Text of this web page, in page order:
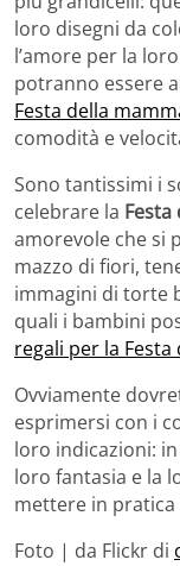
loro disegni da
l’amore per la
potranno essere
Festa della
comodità e
Sono tantissimi i
celebrare la
amorevole che si
mazzo di fiori,
immagini di torte
quali i bambini
regali per la
Ovviamente
esprimersi con i
loro indicazioni:
loro fantasia e la
mettere in
Foto | da Flickr di